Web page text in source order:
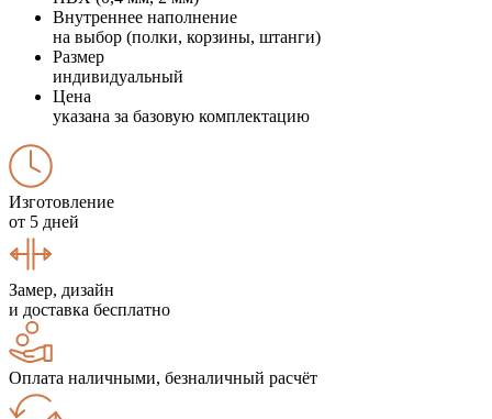
Внутреннее наполнение
на выбор (полки, корзины, штанги)
Размер
индивидуальный
Цена
указана за базовую комплектацию
Изготовление
от 5 дней
Замер, дизайн
и доставка бесплатно
Оплата наличными, безналичный расчёт